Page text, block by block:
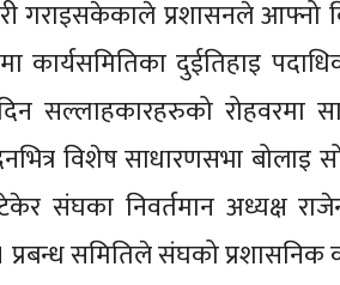
गराइसकेकाले प्रशासनले आफ्नो
दुईतिहाइ
सल्लाहकारहरुको रोहवरमा
विशेष साधारणसभा बोलाइ
संघका निवर्तमान अध्यक्ष
समितिले संघको